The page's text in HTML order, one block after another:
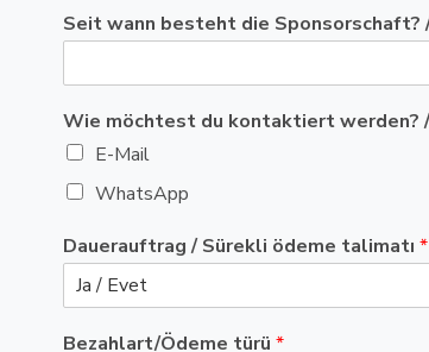
Seit wann besteht die Sponsorschaft?
Wie möchtest du kontaktiert werden?
E-Mail
WhatsApp
Dauerauftrag / Sürekli ödeme talimatı *
Bezahlart/Ödeme türü *